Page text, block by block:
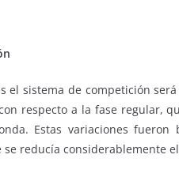
el sistema de competición
respecto a la fase regular,
Estas variaciones
reducía considerablemente